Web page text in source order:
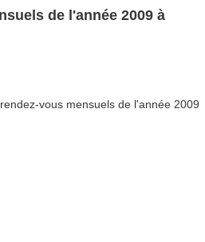
de l'année 2009 à